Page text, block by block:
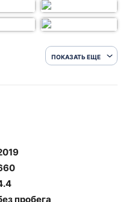
ПОКАЗАТЬ ЕЩЕ
пробега